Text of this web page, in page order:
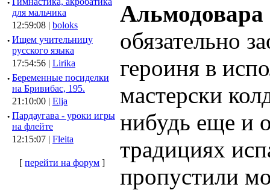
·
для мальчика
12:59:08 | boloks
· Ищем учительницу
русского языка
17:54:56 | Lirika
· Беременные посиделки
на Бривибас, 195.
21:10:00 | Elja
· Пардаугава - уроки игры
на флейте
12:15:07 | Fleita
[перейти на форум ]
Альмодовара
обязательно
героиня в
мастерски
нибудь еще и
традициях
пропустили